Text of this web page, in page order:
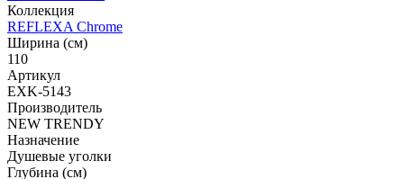
Коллекция
REFLEXA Chrome
Ширина (см)
110
Артикул
EXK-5143
Производитель
NEW TRENDY
Назначение
Душевые уголки
Глубина (см)